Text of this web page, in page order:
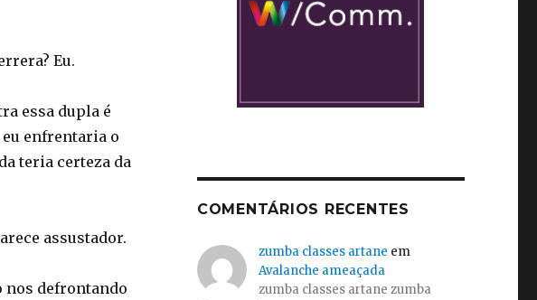
Eu.
essa dupla é
eu enfrentaria o
teria certeza da
assustador.
nos defrontando
COMENTÁRIOS RECENTES
zumba classes artane em
Avalanche ameaçada
zumba classes artane zumba